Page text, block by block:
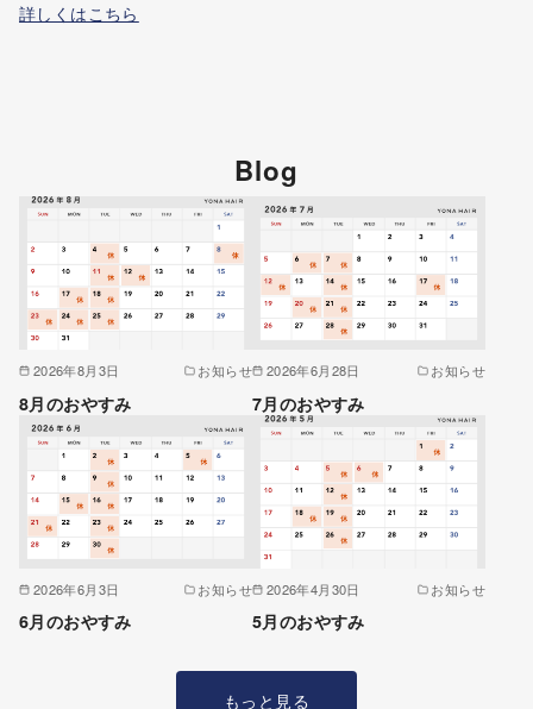
詳しくはこちら
Blog
2026年8月3日 お知らせ
8月のおやすみ
2026年6月28日 お知らせ
7月のおやすみ
2026年6月3日 お知らせ
6月のおやすみ
2026年4月30日 お知らせ
5月のおやすみ
もっと見る